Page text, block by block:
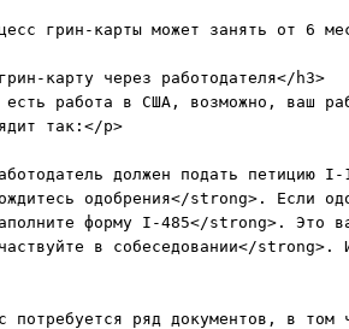
грин-карты может занять от 6
карту через работодателя</h3>
работа в США, возможно, ваш
так:</p>
должен подать петицию
одобрения</strong>. Если
форму I-485</strong>. Это
в собеседовании</
потребуется ряд документов, в